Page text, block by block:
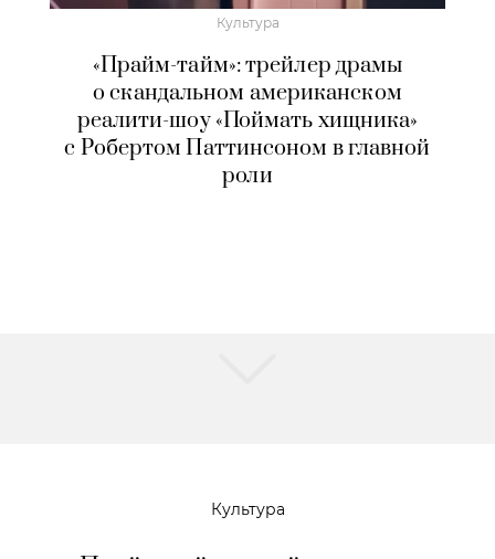
Культура
«Прайм-тайм»: трейлер драмы
о скандальном американском
реалити-шоу «Поймать хищника»
с Робертом Паттинсоном в главной
роли
Культура